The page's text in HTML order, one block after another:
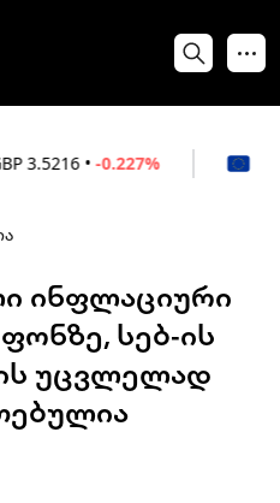
• -0.227% EUR
ინფლაციური
სებ-ის
უცვლელად